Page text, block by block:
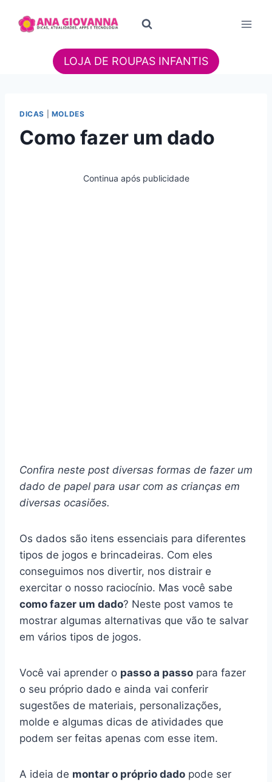
para
LOJA DE ROUPAS INFANTIS
DICAS MOLDES
Como fazer um dado
Continua após publicidade
Confira neste post diversas formas de fazer um
dado de papel para usar com as crianças em
diversas ocasiões.
Os dados são itens essenciais para diferentes
tipos de jogos e brincadeiras. Com eles
conseguimos nos divertir, nos distrair e
exercitar o nosso raciocínio. Mas você sabe
como fazer um dado? Neste post vamos te
mostrar algumas alternativas que vão te salvar
em vários tipos de jogos.
Você vai aprender o passo a passo para fazer
o seu próprio dado e ainda vai conferir
sugestões de materiais, personalizações,
molde e algumas dicas de atividades que
podem ser feitas apenas com esse item.
A ideia de montar o próprio dado pode ser